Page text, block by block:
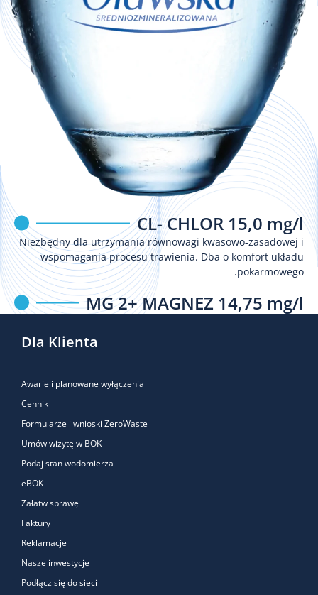
CL- CHLOR 15,0 mg/l
Niezbędny dla utrzymania równowagi kwasowo-zasadowej i
wspomagania procesu trawienia. Dba o komfort układu
pokarmowego.
MG 2+ MAGNEZ 14,75 mg/l
Wspiera układ nerwowy i odpornościowy każdego dnia.
Dla Klienta
Awarie i planowane wyłączenia
Cennik
Formularze i wnioski ZeroWaste
Umów wizytę w BOK
Podaj stan wodomierza
eBOK
Załatw sprawę
Faktury
Reklamacje
Nasze inwestycje
Podłącz się do sieci